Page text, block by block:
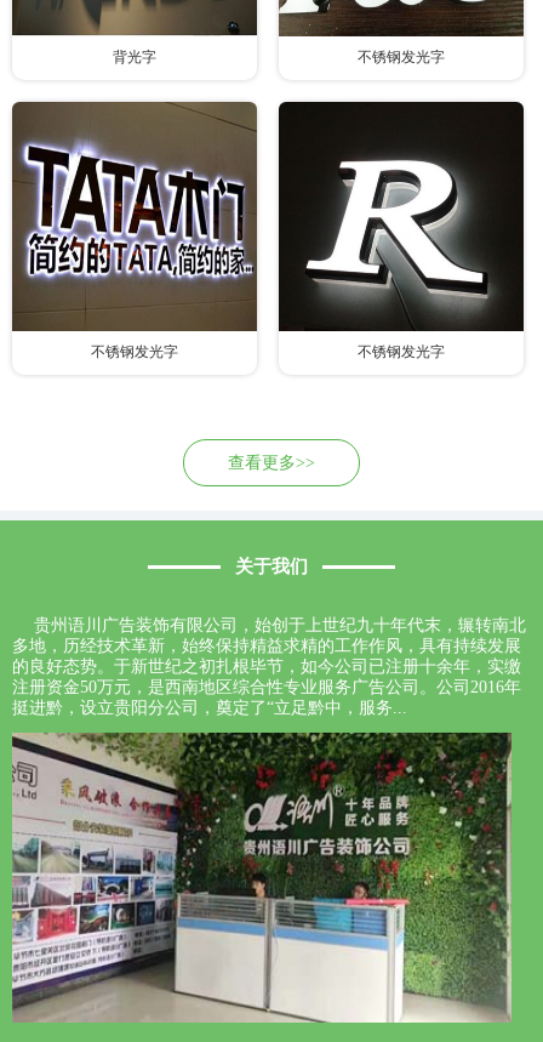
背光字 不锈钢发光字
不锈钢发光字 不锈钢发光字
查看更多>>
关于我们
贵州语川广告装饰有限公司，始创于上世纪九十年代末，辗转南北
多地，历经技术革新，始终保持精益求精的工作作风，具有持续发展
的良好态势。于新世纪之初扎根毕节，如今公司已注册十余年，实缴
注册资金50万元，是西南地区综合性专业服务广告公司。公司2016年
挺进黔，设立贵阳分公司，奠定了“立足黔中，服务...